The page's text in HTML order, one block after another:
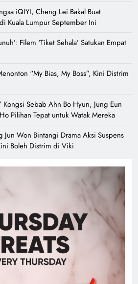
iQIYI, Cheng Lei Bakal Buat
Kuala Lumpur September Ini
Filem ‘Tiket Sehala’ Satukan Empat
“My Bias, My Boss”, Kini Distrim
Kongsi Sebab Ahn Bo Hyun, Jung Eun
Pilihan Tepat untuk Watak Mereka
Jun Won Bintangi Drama Aksi Suspens
Boleh Distrim di Viki